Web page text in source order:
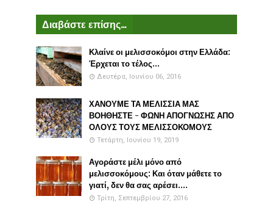
Διαβάστε επίσης...
Κλαίνε οι μελισσοκόμοι στην Ελλάδα:
Έρχεται το τέλος...
Δευτέρα, Ιουνίου 06, 2016
ΧΑΝΟΥΜΕ ΤΑ ΜΕΛΙΣΣΙΑ ΜΑΣ
ΒΟΗΘΗΣΤΕ - ΦΩΝΗ ΑΠΟΓΝΩΣΗΣ ΑΠΟ
ΟΛΟΥΣ ΤΟΥΣ ΜΕΛΙΣΣΟΚΟΜΟΥΣ
Τετάρτη, Ιουνίου 19, 2019
Αγοράστε μέλι μόνο από
μελισσοκόμους: Και όταν μάθετε το
γιατί, δεν θα σας αρέσει....
Τρίτη, Σεπτεμβρίου 27, 2016